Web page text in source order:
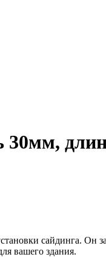
30мм,
сайдинга. Он
вашего здания.